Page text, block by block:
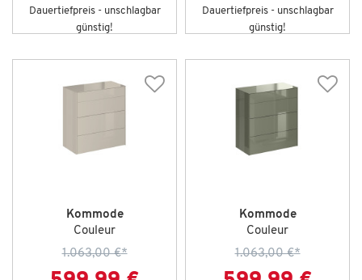
Dauertiefpreis - unschlagbar
günstig!
Dauertiefpreis - unschlagbar
günstig!
Kommode
Couleur
1.063,00 €*
Kommode
Couleur
1.063,00 €*